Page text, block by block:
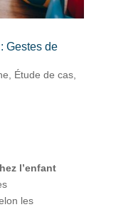
Gestes de
Étude de cas,
l’enfant
les